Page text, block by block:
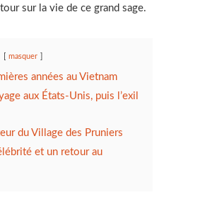
sur la vie de ce grand sage.
masquer
années au Vietnam
aux États-Unis, puis l’exil
du Village des Pruniers
et un retour au